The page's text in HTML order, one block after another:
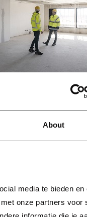
About
media te bieden en
onze partners voor
organiseren we
bezichtigen.